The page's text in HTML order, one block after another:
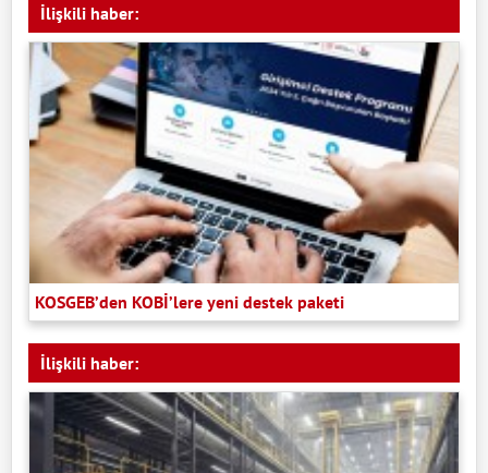
İlişkili haber:
KOSGEB’den KOBİ’lere yeni destek paketi
İlişkili haber: